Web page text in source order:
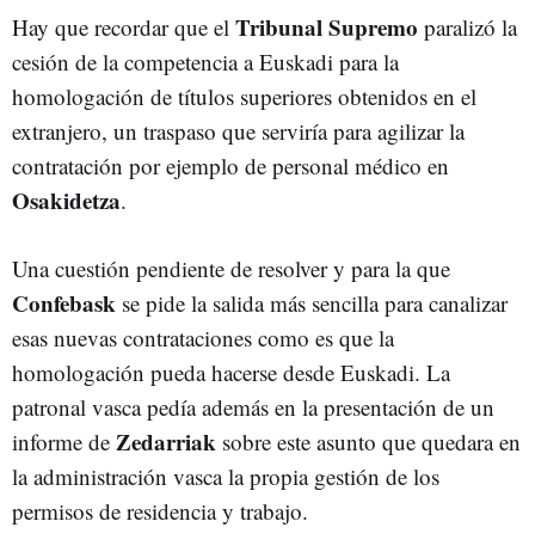
Hay que recordar que el Tribunal Supremo paralizó la
cesión de la competencia a Euskadi para la
homologación de títulos superiores obtenidos en el
extranjero, un traspaso que serviría para agilizar la
contratación por ejemplo de personal médico en
Osakidetza.
Una cuestión pendiente de resolver y para la que
Confebask se pide la salida más sencilla para canalizar
esas nuevas contrataciones como es que la
homologación pueda hacerse desde Euskadi. La
patronal vasca pedía además en la presentación de un
informe de Zedarriak sobre este asunto que quedara en
la administración vasca la propia gestión de los
permisos de residencia y trabajo.